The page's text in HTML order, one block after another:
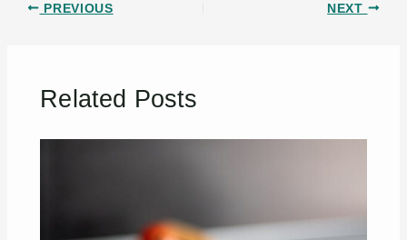
PREVIOUS NEXT
Related Posts